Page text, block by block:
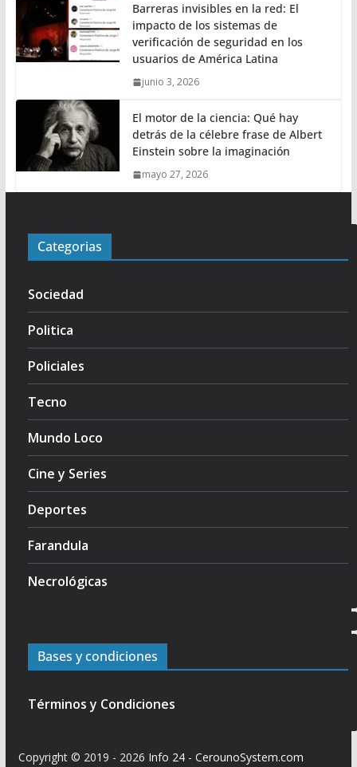
Barreras invisibles en la red: El
impacto de los sistemas de
verificación de seguridad en los
usuarios de América Latina
junio 3, 2026
El motor de la ciencia: Qué hay
detrás de la célebre frase de Albert
Einstein sobre la imaginación
mayo 27, 2026
Categorias
Sociedad
Politica
Policiales
Tecno
Mundo Loco
Cine y Series
Deportes
Farandula
Necrológicas
Bases y condiciones
Términos y Condiciones
Copyright © 2019 - 2026 Info 24- CerounoSystem.com